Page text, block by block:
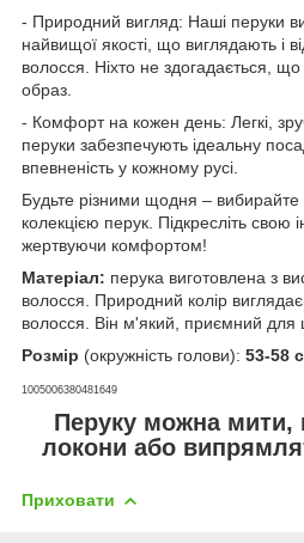
- Природний вигляд: Наші перуки
найвищої якості, що виглядають і
волосся. Ніхто не здогадається,
образ.
- Комфорт на кожен день: Легкі,
перуки забезпечують ідеальну
впевненість у кожному русі.
Будьте різними щодня – вибирайте
колекцією перук. Підкресліть свою
жертвуючи комфортом!
Матеріал: перука виготовлена з
волосся. Природний колір
волосся. Він м'який, приємний для
Розмір (окружність голови): 53-58
1005006380481649
Перуку можна мити,
локони або
Приховати